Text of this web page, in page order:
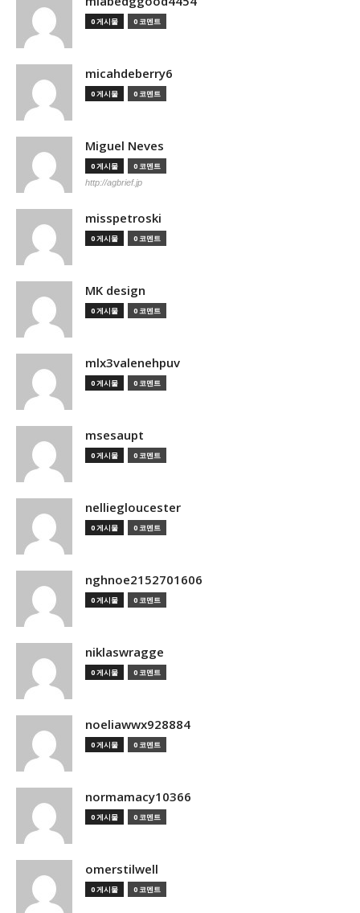
0 게시물 0 코멘트
micahdeberry6
0 게시물 0 코멘트
Miguel Neves
0 게시물 0 코멘트
http://agbrief.jp
misspetroski
0 게시물 0 코멘트
MK design
0 게시물 0 코멘트
mlx3valenehpuv
0 게시물 0 코멘트
msesaupt
0 게시물 0 코멘트
nelliegloucester
0 게시물 0 코멘트
nghnoe2152701606
0 게시물 0 코멘트
niklaswragge
0 게시물 0 코멘트
noeliawwx928884
0 게시물 0 코멘트
normamacy10366
0 게시물 0 코멘트
omerstilwell
0 게시물 0 코멘트